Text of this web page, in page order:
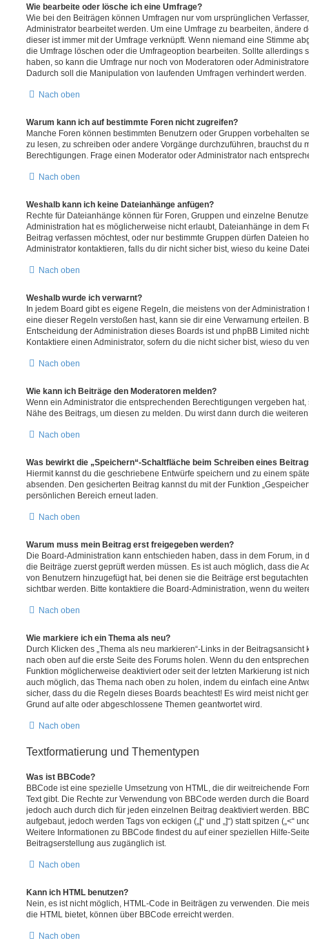
Wie bearbeite oder lösche ich eine Umfrage?
Wie bei den Beiträgen können Umfragen nur vom ursprünglichen
Administrator bearbeitet werden. Um eine Umfrage zu bearbeiten, ändere
dieser ist immer mit der Umfrage verknüpft. Wenn niemand eine Stimme
die Umfrage löschen oder die Umfrageoption bearbeiten. Sollte allerdings
haben, so kann die Umfrage nur noch von Moderatoren oder
Dadurch soll die Manipulation von laufenden Umfragen verhindert werden.
Nach oben
Warum kann ich auf bestimmte Foren nicht zugreifen?
Manche Foren können bestimmten Benutzern oder Gruppen vorbehalten
zu lesen, zu schreiben oder andere Vorgänge durchzuführen, brauchst du
Berechtigungen. Frage einen Moderator oder Administrator nach
Nach oben
Weshalb kann ich keine Dateianhänge anfügen?
Rechte für Dateianhänge können für Foren, Gruppen und einzelne
Administration hat es möglicherweise nicht erlaubt, Dateianhänge in dem
Beitrag verfassen möchtest, oder nur bestimmte Gruppen dürfen Dateien
Administrator kontaktieren, falls du dir nicht sicher bist, wieso du keine
Nach oben
Weshalb wurde ich verwarnt?
In jedem Board gibt es eigene Regeln, die meistens von der
eine dieser Regeln verstoßen hast, kann sie dir eine Verwarnung erteilen.
Entscheidung der Administration dieses Boards ist und phpBB Limited
Kontaktiere einen Administrator, sofern du die nicht sicher bist, wieso du
Nach oben
Wie kann ich Beiträge den Moderatoren melden?
Wenn ein Administrator die entsprechenden Berechtigungen vergeben
Nähe des Beitrags, um diesen zu melden. Du wirst dann durch die
Nach oben
Was bewirkt die „Speichern“-Schaltfläche beim Schreiben eines
Hiermit kannst du die geschriebene Entwürfe speichern und zu einem
absenden. Den gesicherten Beitrag kannst du mit der Funktion
persönlichen Bereich erneut laden.
Nach oben
Warum muss mein Beitrag erst freigegeben werden?
Die Board-Administration kann entschieden haben, dass in dem Forum, in
die Beiträge zuerst geprüft werden müssen. Es ist auch möglich, dass die
von Benutzern hinzugefügt hat, bei denen sie die Beiträge erst
sichtbar werden. Bitte kontaktiere die Board-Administration, wenn du
Nach oben
Wie markiere ich ein Thema als neu?
Durch Klicken des „Thema als neu markieren“-Links in der
nach oben auf die erste Seite des Forums holen. Wenn du den
Funktion möglicherweise deaktiviert oder seit der letzten Markierung ist
auch möglich, das Thema nach oben zu holen, indem du einfach eine
sicher, dass du die Regeln dieses Boards beachtest! Es wird meist nicht
Grund auf alte oder abgeschlossene Themen geantwortet wird.
Nach oben
Textformatierung und Thementypen
Was ist BBCode?
BBCode ist eine spezielle Umsetzung von HTML, die dir weitreichende
Text gibt. Die Rechte zur Verwendung von BBCode werden durch die
jedoch auch durch dich für jeden einzelnen Beitrag deaktiviert werden.
aufgebaut, jedoch werden Tags von eckigen („[“ und „]“) statt spitzen („<“
Weitere Informationen zu BBCode findest du auf einer speziellen Hilfe-
Beitragserstellung aus zugänglich ist.
Nach oben
Kann ich HTML benutzen?
Nein, es ist nicht möglich, HTML-Code in Beiträgen zu verwenden. Die
die HTML bietet, können über BBCode erreicht werden.
Nach oben